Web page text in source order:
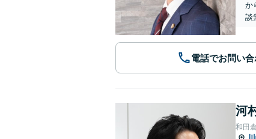
か
談
電話でお問い
河
和田